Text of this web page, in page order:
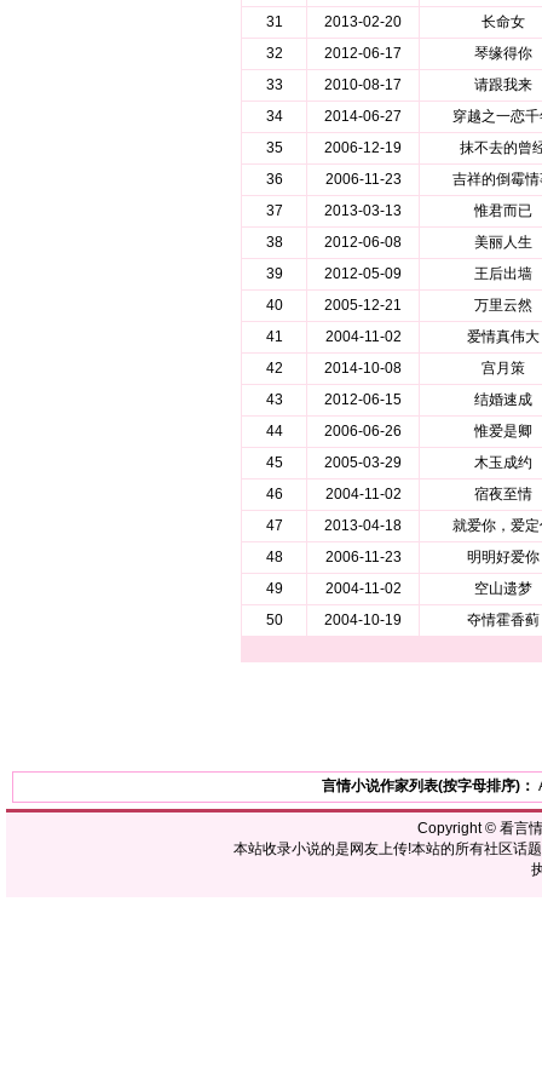
31
2013-02-20
长命女
32
2012-06-17
琴缘得你
33
2010-08-17
请跟我来
34
2014-06-27
穿越之一恋千
35
2006-12-19
抹不去的曾
36
2006-11-23
吉祥的倒霉情
37
2013-03-13
惟君而已
38
2012-06-08
美丽人生
39
2012-05-09
王后出墙
40
2005-12-21
万里云然
41
2004-11-02
爱情真伟大
42
2014-10-08
宫月策
43
2012-06-15
结婚速成
44
2006-06-26
惟爱是卿
45
2005-03-29
木玉成约
46
2004-11-02
宿夜至情
47
2013-04-18
就爱你，爱定
48
2006-11-23
明明好爱你
49
2004-11-02
空山遗梦
50
2004-10-19 夺情霍香蓟
言情小说作家列表(按字母排序)：
Copyright © 看言
本站收录小说的是网友上传!本站的所有社区话